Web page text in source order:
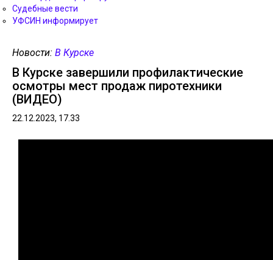
Судебные вести
УФСИН информирует
Новости: В Курске
В Курске завершили профилактические
осмотры мест продаж пиротехники
(ВИДЕО)
22.12.2023, 17.33